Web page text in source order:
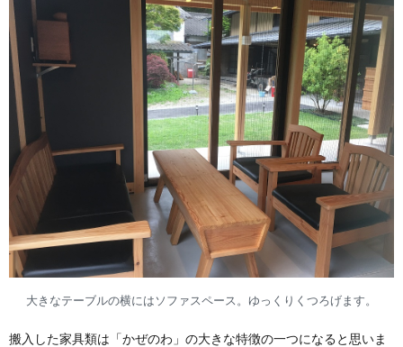
大きなテーブルの横にはソファスペース。ゆっくりくつろげます。
搬入した家具類は「かぜのわ」の大きな特徴の一つになると思いま